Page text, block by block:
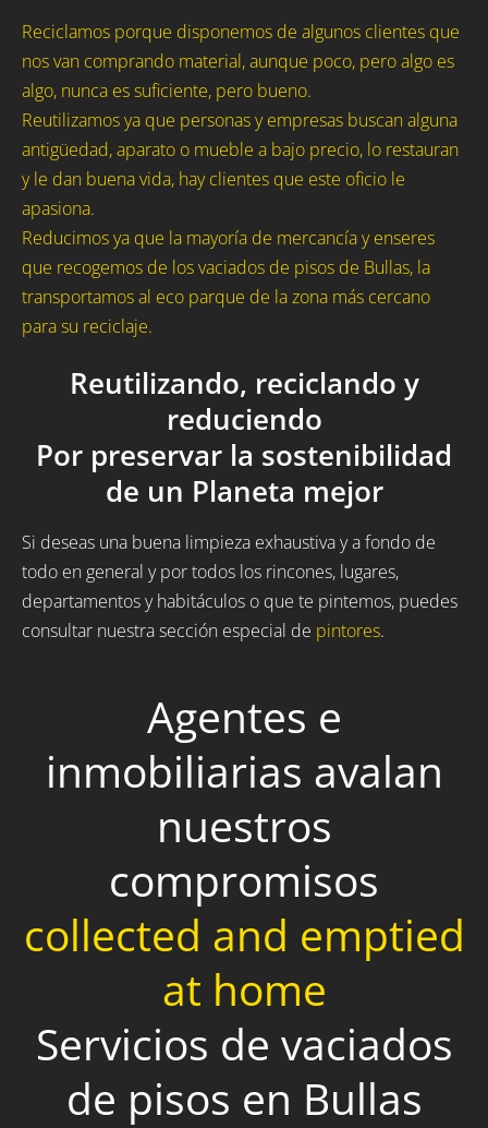
Reciclamos porque disponemos de algunos clientes que
nos van comprando material, aunque poco, pero algo es
algo, nunca es suficiente, pero bueno.
Reutilizamos ya que personas y empresas buscan alguna
antigüedad, aparato o mueble a bajo precio, lo restauran
y le dan buena vida, hay clientes que este oficio le
apasiona.
Reducimos ya que la mayoría de mercancía y enseres
que recogemos de los vaciados de pisos de Bullas, la
transportamos al eco parque de la zona más cercano
para su reciclaje.
Reutilizando, reciclando y
reduciendo
Por preservar la sostenibilidad
de un Planeta mejor
Si deseas una buena limpieza exhaustiva y a fondo de
todo en general y por todos los rincones, lugares,
departamentos y habitáculos o que te pintemos, puedes
consultar nuestra sección especial de pintores.
Agentes e
inmobiliarias avalan
nuestros
compromisos
collected and emptied
at home
Servicios de vaciados
de pisos en Bullas